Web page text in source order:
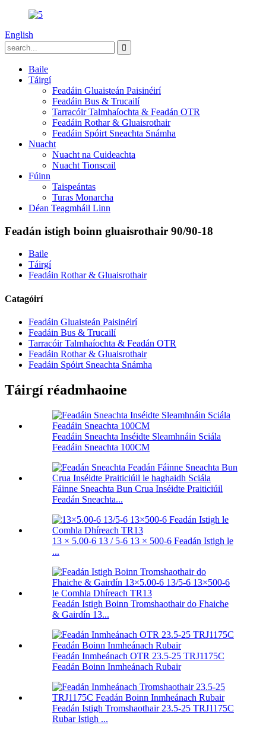
English
Baile
Táirgí
Feadáin Gluaisteán Paisinéirí
Feadáin Bus & Trucailí
Tarracóir Talmhaíochta & Feadán OTR
Feadáin Rothar & Gluaisrothair
Feadáin Spóirt Sneachta Snámha
Nuacht
Nuacht na Cuideachta
Nuacht Tionscail
Fúinn
Taispeántas
Turas Monarcha
Déan Teagmháil Linn
Feadán istigh boinn gluaisrothair 90/90-18
Baile
Táirgí
Feadáin Rothar & Gluaisrothair
Catagóirí
Feadáin Gluaisteán Paisinéirí
Feadáin Bus & Trucailí
Tarracóir Talmhaíochta & Feadán OTR
Feadáin Rothar & Gluaisrothair
Feadáin Spóirt Sneachta Snámha
Táirgí réadmhaoine
Feadáin Sneachta Inséidte Sleamhnáin Sciála
Feadáin Sneachta 100CM
Fáinne Sneachta Bun Crua Inséidte Praiticiúil
Feadán Sneachta...
13 × 5.00-6 13 / 5-6 13 × 500-6 Feadán Istigh le
...
Feadán Istigh Boinn Tromshaothair do Fhaiche
& Gairdín 13...
Feadán Inmheánach OTR 23.5-25 TRJ1175C
Feadán Boinn Inmheánach Rubair
Feadán Istigh Tromshaothair 23.5-25 TRJ1175C
Rubar Istigh ...